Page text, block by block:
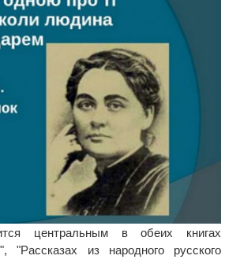
центральным в обеих книгах
"Рассказах из народного русского